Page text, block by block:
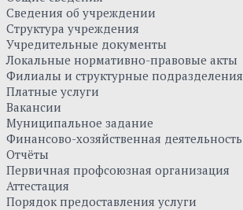
Сведения об учреждении
Структура учреждения
Учредительные документы
Локальные нормативно-правовые акты
Филиалы и структурные подразделения
Платные услуги
Вакансии
Муниципальное задание
Финансово-хозяйственная деятельность
Отчёты
Первичная профсоюзная организация
Аттестация
Порядок предоставления услуги